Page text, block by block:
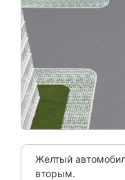
Желтый
вторым.